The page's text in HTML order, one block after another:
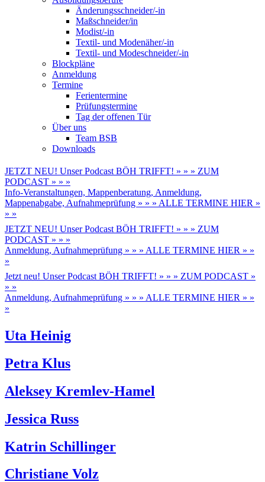
Änderungsschneider/-in
Maßschneider/in
Modist/-in
Textil- und Modenäher/-in
Textil- und Modeschneider/-in
Blockpläne
Anmeldung
Termine
Ferientermine
Prüfungstermine
Tag der offenen Tür
Über uns
Team BSB
Downloads
JETZT NEU! Unser Podcast BÖH TRIFFT! » » » ZUM
PODCAST » » »
Info-Veranstaltungen, Mappenberatung, Anmeldung,
Mappenabgabe, Aufnahmeprüfung » » » ALLE TERMINE HIER »
» »
JETZT NEU! Unser Podcast BÖH TRIFFT! » » » ZUM
PODCAST » » »
Anmeldung, Aufnahmeprüfung » » » ALLE TERMINE HIER » »
»
Jetzt neu! Unser Podcast BÖH TRIFFT! » » » ZUM PODCAST »
» »
Anmeldung, Aufnahmeprüfung » » » ALLE TERMINE HIER » »
»
Uta Heinig
Petra Klus
Aleksey Kremlev-Hamel
Jessica Russ
Katrin Schillinger
Christiane Volz